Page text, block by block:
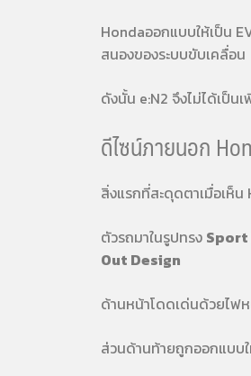
Hondaออกแบบให้เป็น
สนองของระบบขับเคลื่อน
ดังนั้น e:N2 จึงไม่ได้เป็น
ดีไซน์ภายนอก
สิ่งแรกที่สะดุดตาเมื่อเห็น
ตัวรถมาในรูปทรง Sport
Out Design
ด้านหน้าโดดเด่นด้วยไฟ
ส่วนด้านท้ายถูกออกแบบ